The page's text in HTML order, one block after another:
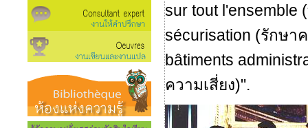
sur tout
sécurisation (รักษา
bâtiments
ความเสี่ยง)".